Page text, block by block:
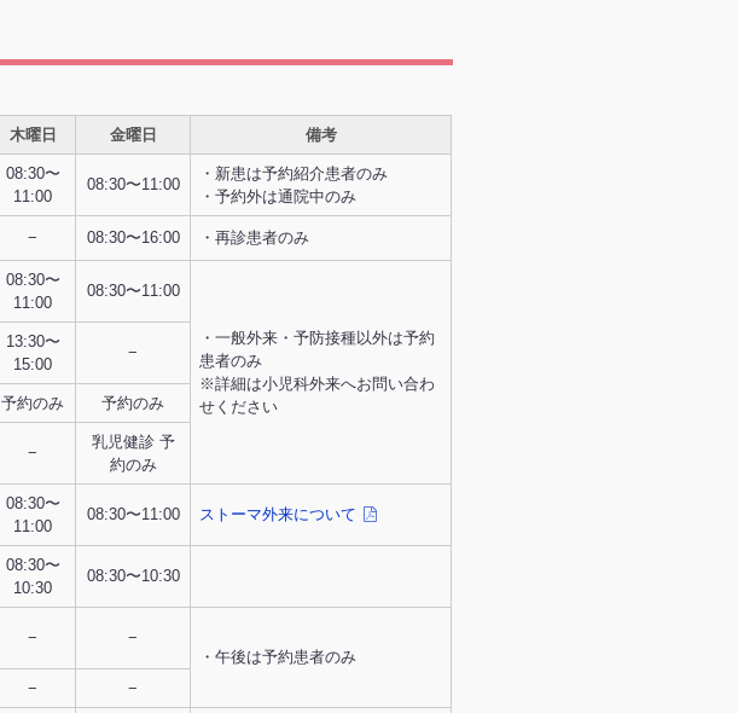
木曜日 金曜日 備考
08:30〜
11:00
08:30〜11:00
・新患は予約紹介患者のみ
・予約外は通院中のみ
− 08:30〜16:00 ・再診患者のみ
08:30〜
11:00
08:30〜11:00
・一般外来・予防接種以外は予約
患者のみ
※詳細は小児科外来へお問い合わ
せください
13:30〜
15:00
−
予約のみ 予約のみ
−
乳児健診 予
約のみ
08:30〜
11:00
08:30〜11:00 ストーマ外来について
08:30〜
10:30
08:30〜10:30
−
−
・午後は予約患者のみ
− −